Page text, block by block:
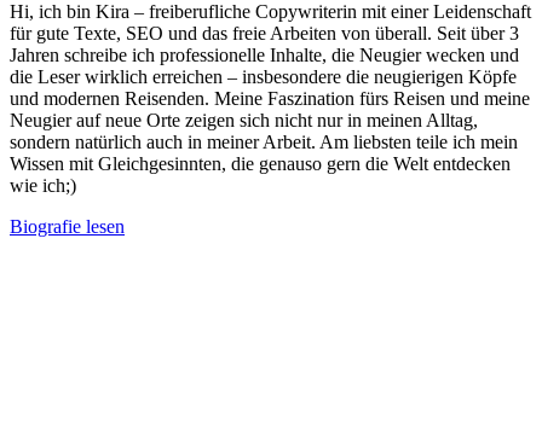
Hi, ich bin Kira – freiberufliche Copywriterin mit einer Leidenschaft
für gute Texte, SEO und das freie Arbeiten von überall. Seit über 3
Jahren schreibe ich professionelle Inhalte, die Neugier wecken und
die Leser wirklich erreichen – insbesondere die neugierigen Köpfe
und modernen Reisenden. Meine Faszination fürs Reisen und meine
Neugier auf neue Orte zeigen sich nicht nur in meinen Alltag,
sondern natürlich auch in meiner Arbeit. Am liebsten teile ich mein
Wissen mit Gleichgesinnten, die genauso gern die Welt entdecken
wie ich;)
Biografie lesen